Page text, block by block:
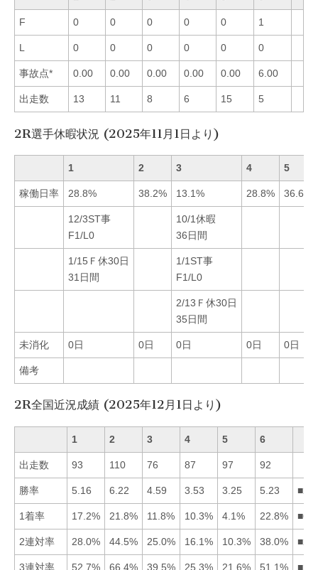
F 0 0 0 0 0 1
L 0 0 0 0 0 0
事故点* 0.00 0.00 0.00 0.00 0.00 6.00
出走数 13 11 8 6 15 5
2R選手休暇状況 (2025年11月1日より)
1 2 3 4 5
稼働日率 28.8% 38.2% 13.1% 28.8% 36.6%
12/3ST事
F1/L0
10/1休暇
36日間
1/15Ｆ休30日
31日間
1/1ST事
F1/L0
2/13Ｆ休30日
35日間
未消化 0日 0日 0日 0日 0日
備考
2R全国近況成績 (2025年12月1日より)
1 2 3 4 5 6
出走数 93 110 76 87 97 92
勝率 5.16 6.22 4.59 3.53 3.25 5.23
1着率 17.2% 21.8% 11.8% 10.3% 4.1% 22.8%
2連対率 28.0% 44.5% 25.0% 16.1% 10.3% 38.0%
3連対率 52.7% 66.4% 39.5% 25.3% 21.6% 51.1%